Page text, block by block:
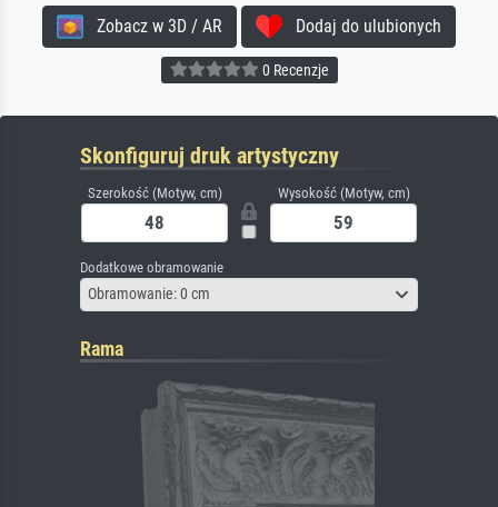
Zobacz w 3D / AR Dodaj do ulubionych
0 Recenzje
Skonfiguruj druk artystyczny
Szerokość (Motyw, cm) Wysokość (Motyw, cm)
Dodatkowe obramowanie
Obramowanie: 0 cm
Rama